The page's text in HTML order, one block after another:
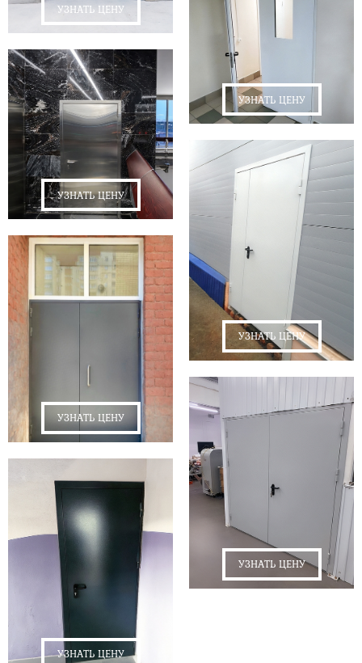
УЗНАТЬ ЦЕНУ
УЗНАТЬ ЦЕНУ
УЗНАТЬ ЦЕНУ
УЗНАТЬ ЦЕНУ
УЗНАТЬ ЦЕНУ
УЗНАТЬ ЦЕНУ
УЗНАТЬ ЦЕНУ